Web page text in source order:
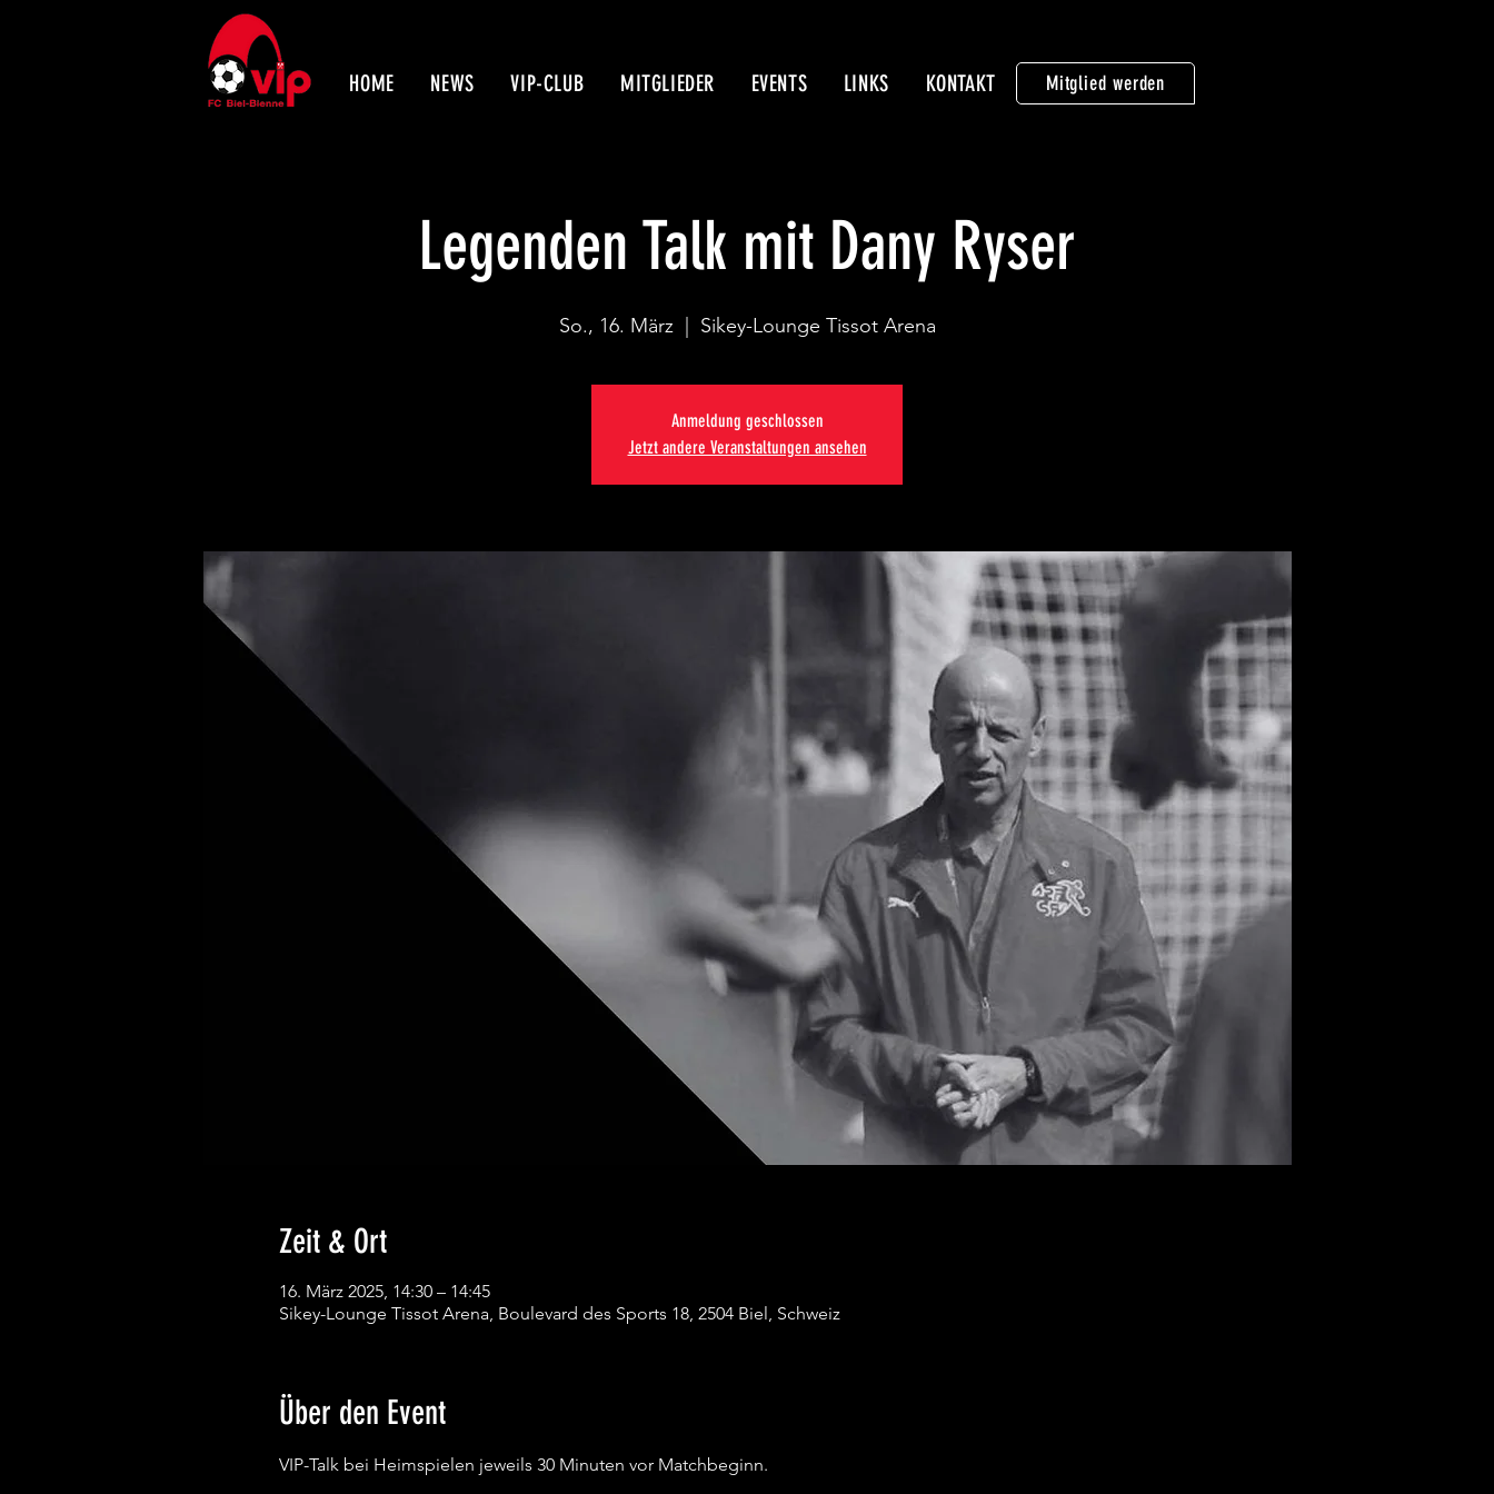
HOME NEWS VIP-CLUB MITGLIEDER EVENTS LINKS KONTAKT Mitglied werden
Legenden Talk mit Dany Ryser
So., 16. März
  |
Sikey-Lounge Tissot Arena
Anmeldung geschlossen
Jetzt andere Veranstaltungen ansehen
Zeit & Ort
16. März 2025, 14:30 – 14:45
Sikey-Lounge Tissot Arena, Boulevard des Sports 18, 2504 Biel, Schweiz
Über den Event
VIP-Talk bei Heimspielen jeweils 30 Minuten vor Matchbeginn.